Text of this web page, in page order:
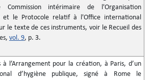
Commission intérimaire de l'Organisation
et le Protocole relatif à l'Office international
le texte de ces instruments, voir le Recueil des
vol. 9, p. 3.
à l’Arrangement pour la création, à Paris, d’un
d’hygiène publique, signé à Rome le